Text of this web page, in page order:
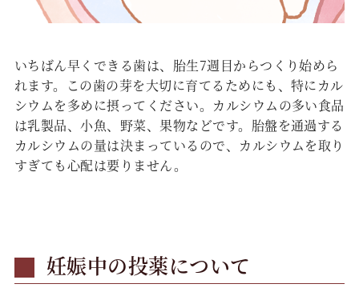
いちばん早くできる歯は、胎生7週目からつくり始めら
れます。この歯の芽を大切に育てるためにも、特にカル
シウムを多めに摂ってください。カルシウムの多い食品
は乳製品、小魚、野菜、果物などです。胎盤を通過する
カルシウムの量は決まっているので、カルシウムを取り
すぎても心配は要りません。
妊娠中の投薬について